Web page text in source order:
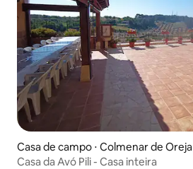
Casa de campo ⋅ Colmenar de Oreja
Casa da Avó Pili - Casa inteira